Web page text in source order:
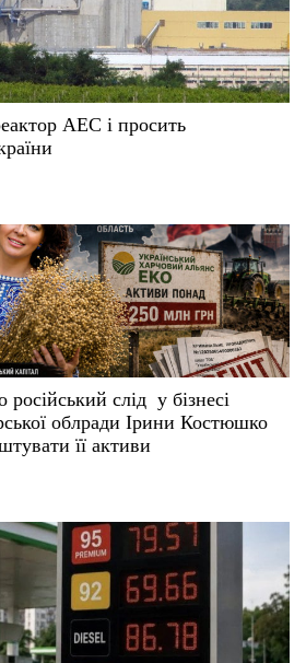
АЕС і просить
слід у бізнесі
облради Ірини Костюшко
її активи